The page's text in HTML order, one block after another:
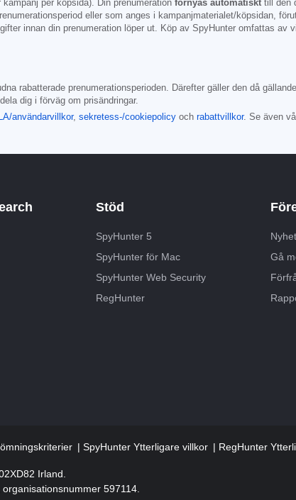
per köpsida). Din prenumeration förnyas automatiskt till den
eller som anges i kampanjmaterialet/köpsidan,
innan din prenumeration löper ut. Köp av SpyHunter omfattas av
rabatterade prenumerationsperioden. Därefter gäller den då
dig i förväg om prisändringar.
användarvillkor, sekretess-/cookiepolicy och rabattvillkor. Se även
Stöd
SpyHunter 5
SpyHunter för Mac
SpyHunter Web Security
RegHunter
Gå
SpyHunter Ytterligare villkor RegHunter
Irland.
597114.